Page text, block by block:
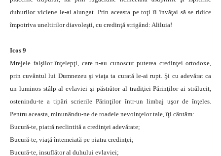
duhurilor viclene le-ai alungat. Prin aceasta pe toţi îi învăţai să se ridice
împotriva uneltirilor diavoleşti, cu credinţă strigând: Aliluia!
Icos 9
Mrejele falşilor înţelepţi, care n-au cunoscut puterea credinţei ortodoxe,
prin cuvântul lui Dumnezeu şi viaţa ta curată le-ai rupt. Şi cu adevărat ca
un luminos stâlp al evlaviei şi păstrător al tradiţiei Părinţilor ai strălucit,
ostenindu-te a tipări scrierile Părinţilor într-un limbaj uşor de înţeles.
Pentru aceasta, minunându-ne de roadele nevoinţelor tale, îţi cântăm:
Bucură-te, piatră neclintită a credinţei adevărate;
Bucură-te, viaţă întemeiată pe piatra credinţei;
Bucură-te, insuflător al duhului evlaviei;